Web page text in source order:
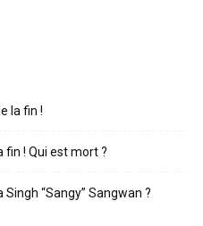
la fin !
fin ! Qui est mort ?
“Sangy” Sangwan ?